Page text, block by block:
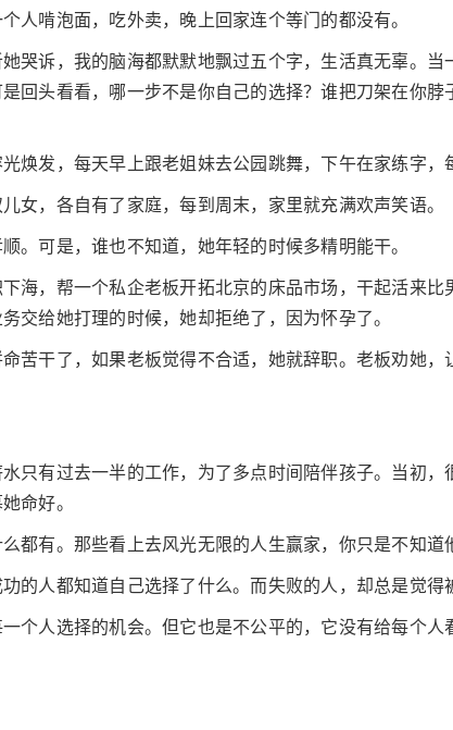
人啃泡面，吃外卖，晚上回家连个等门的都没有。
哭诉，我的脑海都默默地飘过五个字，生活真无辜。
回头看看，哪一步不是你自己的选择？谁把刀架在你脖
焕发，每天早上跟老姐妹去公园跳舞，下午在家练字，
女，各自有了家庭，每到周末，家里就充满欢声笑语。
。可是，谁也不知道，她年轻的时候多精明能干。
海，帮一个私企老板开拓北京的床品市场，干起活来
交给她打理的时候，她却拒绝了，因为怀孕了。
苦干了，如果老板觉得不合适，她就辞职。老板劝她
只有过去一半的工作，为了多点时间陪伴孩子。当初
命好。
都有。那些看上去风光无限的人生赢家，你只是不知道
的人都知道自己选择了什么。而失败的人，却总是觉得
个人选择的机会。但它也是不公平的，它没有给每个人